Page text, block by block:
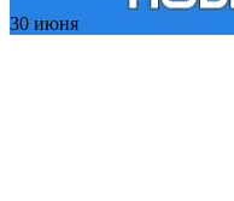
30 июня